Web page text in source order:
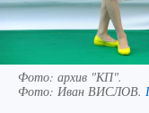
Фото: архив "КП".
Фото: Иван ВИСЛОВ.